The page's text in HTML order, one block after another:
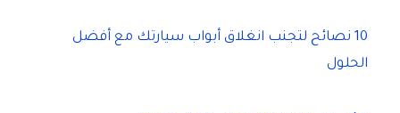
10 نصائح لتجنب انغلاق أبواب سيارتك مع أفضل
الحلول